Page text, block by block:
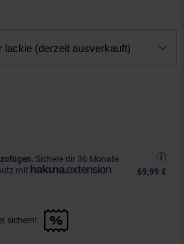
lackie (derzeit ausverkauft)
Sichere dir 36 Monate
mit
69,99 €
Artikel sichern!" anwenden
sichern!